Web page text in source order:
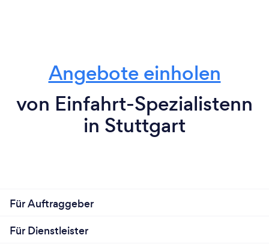
Angebote einholen
von Einfahrt-Spezialistenn
in Stuttgart
Für Auftraggeber
Für Dienstleister